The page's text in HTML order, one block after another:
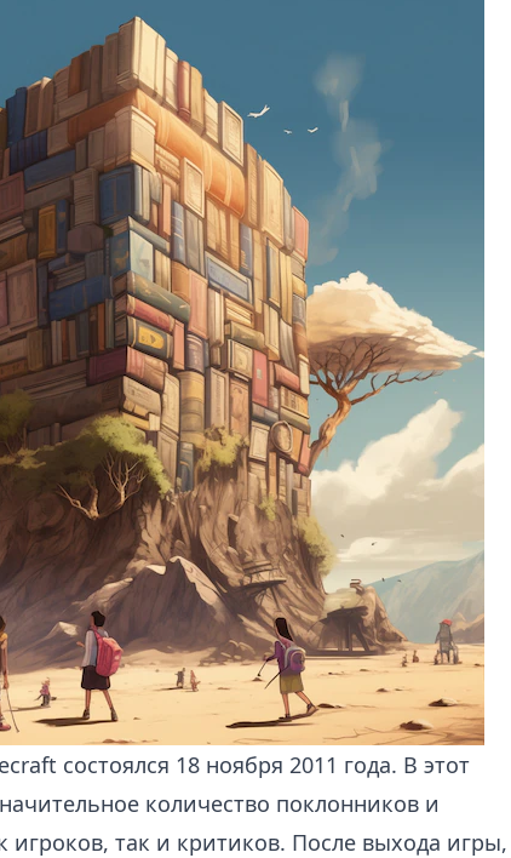
состоялся 18 ноября 2011 года. В этот
количество поклонников и
игроков, так и критиков. После выхода игры,